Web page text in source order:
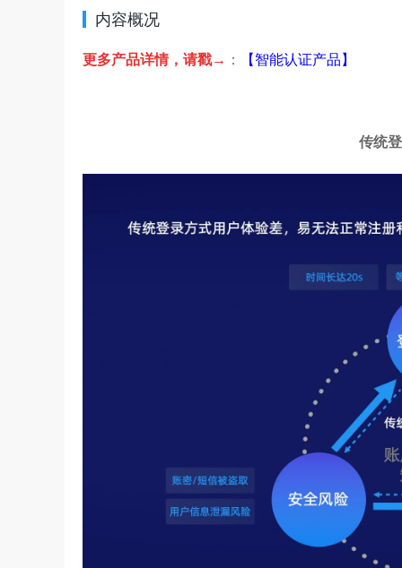
内容概况
更多产品详情，请戳→ ： 【智能认证产品】
传统